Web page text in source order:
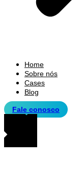
Home
Sobre nós
Cases
Blog
Fale conosco